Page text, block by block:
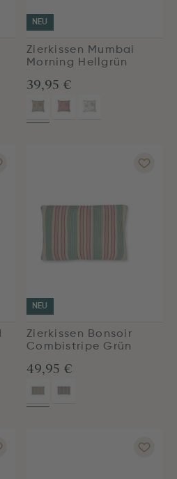
NEU
Zierkissen Mumbai
Morning Hellgrün
39,95 €
NEU
Zierkissen Bonsoir
Combistripe Grün
49,95 €